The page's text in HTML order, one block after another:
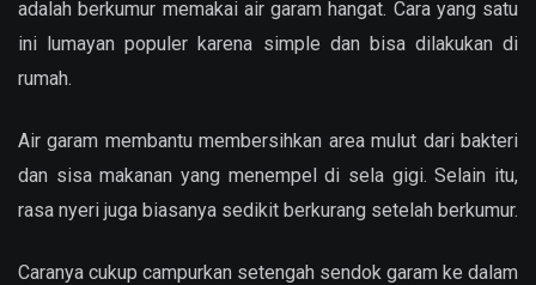
adalah berkumur memakai air garam hangat. Cara yang satu
ini lumayan populer karena simple dan bisa dilakukan di
rumah.
Air garam membantu membersihkan area mulut dari bakteri
dan sisa makanan yang menempel di sela gigi. Selain itu,
rasa nyeri juga biasanya sedikit berkurang setelah berkumur.
Caranya cukup campurkan setengah sendok garam ke dalam